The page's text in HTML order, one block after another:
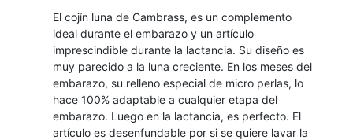
El cojín luna de Cambrass, es un complemento
ideal durante el embarazo y un artículo
imprescindible durante la lactancia. Su diseño es
muy parecido a la luna creciente. En los meses del
embarazo, su relleno especial de micro perlas, lo
hace 100% adaptable a cualquier etapa del
embarazo. Luego en la lactancia, es perfecto. El
artículo es desenfundable por si se quiere lavar la